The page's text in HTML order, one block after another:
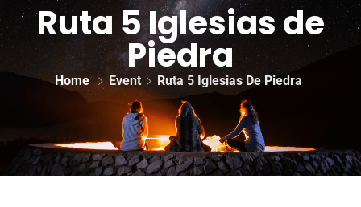
Ruta 5 Iglesias de
Piedra
Home Event Ruta 5 Iglesias De Piedra